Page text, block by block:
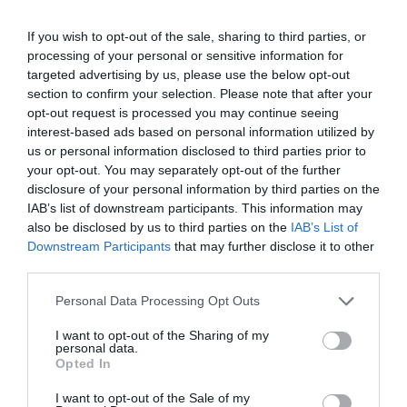
If you wish to opt-out of the sale, sharing to third parties, or
processing of your personal or sensitive information for
targeted advertising by us, please use the below opt-out
section to confirm your selection. Please note that after your
opt-out request is processed you may continue seeing
interest-based ads based on personal information utilized by
us or personal information disclosed to third parties prior to
your opt-out. You may separately opt-out of the further
disclosure of your personal information by third parties on the
IAB’s list of downstream participants. This information may
also be disclosed by us to third parties on the IAB’s List of
Downstream Participants that may further disclose it to other
Personal Data Processing Opt Outs
I want to opt-out of the Sharing of my
personal data.
Opted In
I want to opt-out of the Sale of my
Jueves 13 de febrero: El costo de ser un
ignorante
En muchas empresas el ROI es el único lenguaje
común entre departamentos. Pero además de
medir el Return Of Investment harán bien en
comenzar a medir el Return Of Ignorance, y tener
también en cuenta cuánto están perdiendo
porque sus equipos no saben cómo incorporar la
IA.
Miércoles 12 de febrero: Vamos mejorando
Hay herramientas que permiten generar